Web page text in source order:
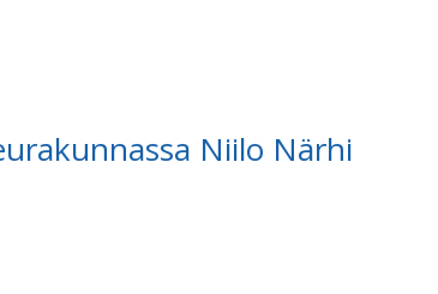
Niilo Närhi